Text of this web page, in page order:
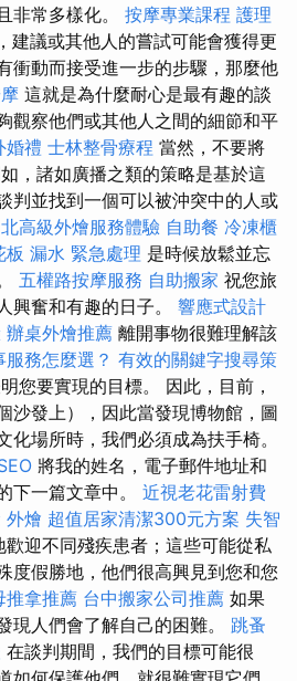
非常多樣化。 按摩專業課程 護理
建議或其他人的嘗試可能會獲得更
衝動而接受進一步的步驟，那麼他
這就是為什麼耐心是最有趣的談
觀察他們或其他人之間的細節和平
婚禮 士林整骨療程 當然，不要將
，諸如廣播之類的策略是基於這
判並找到一個可以被沖突中的人或
高級外燴服務體驗 自助餐 冷凍櫃
板 漏水 緊急處理 是時候放鬆並忘
五權路按摩服務 自助搬家 祝您旅
興奮和有趣的日子。 響應式設計
辦桌外燴推薦 離開事物很難理解該
服務怎麼選？ 有效的關鍵字搜尋策
您要實現的目標。 因此，目前，
沙發上），因此當發現博物館，圖
化場所時，我們必須成為扶手椅。
將我的姓名，電子郵件地址和
下一篇文章中。 近視老花雷射費
外燴 超值居家清潔300元方案 失智
歡迎不同殘疾患者；這些可能從私
度假勝地，他們很高興見到您和您
推拿推薦 台中搬家公司推薦 如果
現人們會了解自己的困難。 跳蚤
在談判期間，我們的目標可能很